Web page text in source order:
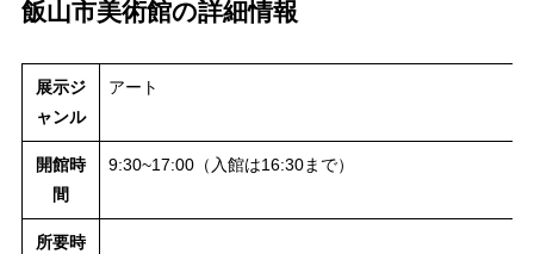
飯山市美術館の詳細情報
展示ジ
ャンル
アート
開館時
間
9:30~17:00（入館は16:30まで）
所要時